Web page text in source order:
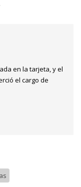
en la tarjeta, y el
el cargo de